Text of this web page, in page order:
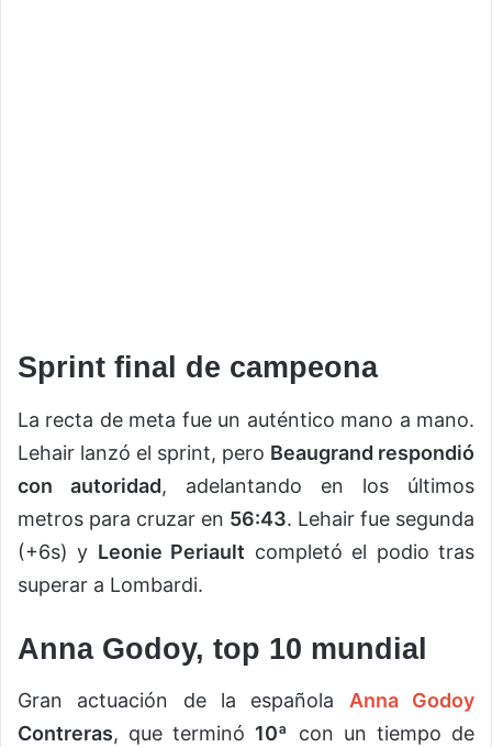
Sprint final de campeona
La recta de meta fue un auténtico mano a mano.
Lehair lanzó el sprint, pero Beaugrand respondió
con autoridad, adelantando en los últimos
metros para cruzar en 56:43. Lehair fue segunda
(+6s) y Leonie Periault completó el podio tras
superar a Lombardi.
Anna Godoy, top 10 mundial
Gran actuación de la española Anna Godoy
Contreras, que terminó 10ª
con un tiempo de